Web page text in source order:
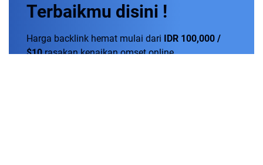
Terbaikmu disini !
Harga backlink hemat mulai dari IDR 100,000 /
$10rasakan kenaikan omset online.